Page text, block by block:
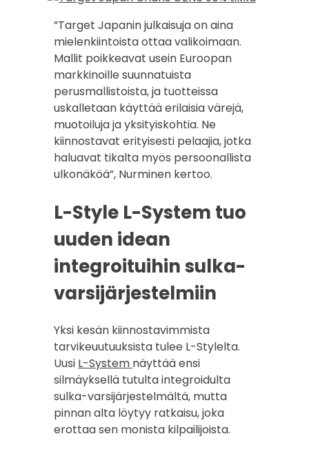
”Target Japanin julkaisuja on aina
mielenkiintoista ottaa valikoimaan.
Mallit poikkeavat usein Euroopan
markkinoille suunnatuista
perusmallistoista, ja tuotteissa
uskalletaan käyttää erilaisia värejä,
muotoiluja ja yksityiskohtia. Ne
kiinnostavat erityisesti pelaajia, jotka
haluavat tikalta myös persoonallista
ulkonäköä”, Nurminen kertoo.
L-Style L-System tuo
uuden idean
integroituihin sulka-
varsijärjestelmiin
Yksi kesän kiinnostavimmista
tarvikeuutuuksista tulee L-Stylelta.
Uusi L-System näyttää ensi
silmäyksellä tutulta integroidulta
sulka-varsijärjestelmältä, mutta
pinnan alta löytyy ratkaisu, joka
erottaa sen monista kilpailijoista.